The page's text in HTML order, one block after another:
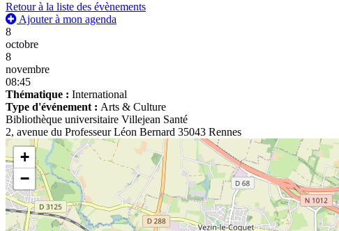
Retour à la liste des évènements
Ajouter à mon agenda
8
octobre
8
novembre
08:45
Thématique : International
Type d'événement : Arts & Culture
Bibliothèque universitaire Villejean Santé
2, avenue du Professeur Léon Bernard 35043 Rennes
+
−